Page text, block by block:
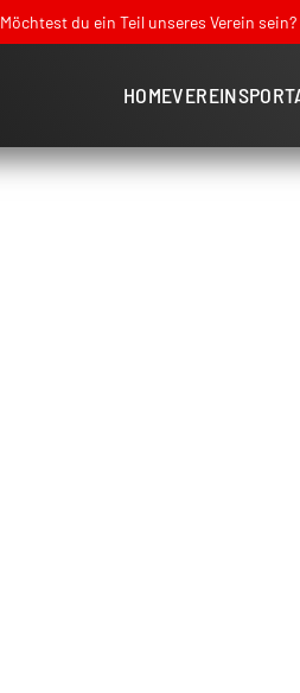
Möchtest du ein Teil unseres Verein sein?
HOMEVEREIN